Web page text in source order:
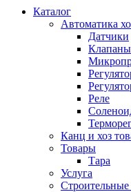
Каталог
Автоматика
Датчики
Клапаны
Реле
Канц и хоз
Товары
Тара
Услуга